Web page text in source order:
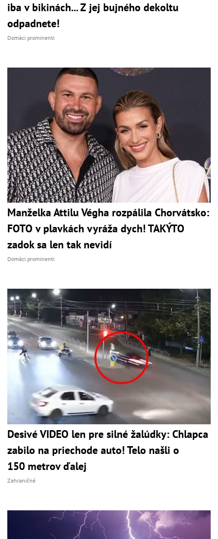
iba v bikinách... Z jej bujného dekoltu
odpadnete!
Domáci prominenti
Manželka Attilu Végha rozpálila Chorvátsko:
FOTO v plavkách vyráža dych! TAKÝTO
zadok sa len tak nevidí
Domáci prominenti
Desivé VIDEO len pre silné žalúdky: Chlapca
zabilo na priechode auto! Telo našli o
150 metrov ďalej
Zahraničné